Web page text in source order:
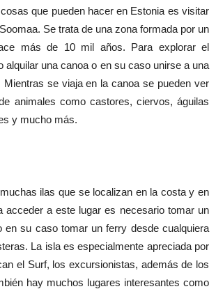
que pueden hacer en Estonia es visitar
Se trata de una zona formada por un
más de 10 mil años. Para explorar el
alquilar una canoa o en su caso unirse a una
Mientras se viaja en la canoa se pueden ver
animales como castores, ciervos, águilas
y mucho más.
ilas que se localizan en la costa y en
acceder a este lugar es necesario tomar un
en su caso tomar un ferry desde cualquiera
La isla es especialmente apreciada por
el Surf, los excursionistas, además de los
hay muchos lugares interesantes como